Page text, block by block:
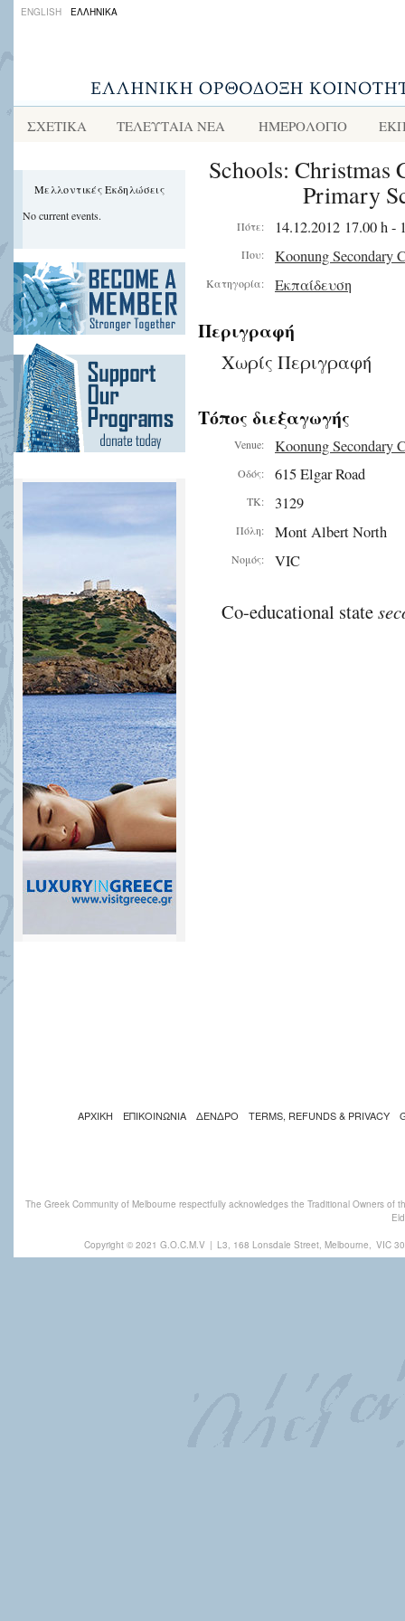
ENGLISH ΕΛΛΗΝΙΚΑ
ΣΧΕΤΙΚΑ ΤΕΛΕΥΤΑΙΑ ΝΕΑ ΗΜΕΡΟΛΟΓΙΟ
Μελλοντικές Εκδηλώσεις
No current events.
Schools: Christmas
Primary
Πότε: 14.12.2012 17.00 h -
Που: Koonung Secondary
Κατηγορία: Εκπαίδευση
Περιγραφή
Χωρίς Περιγραφή
Τόπος διεξαγωγής
Venue: Koonung Secondary
Οδός: 615 Elgar Road
ΤΚ: 3129
Πόλη: Mont Albert North
Νομός: VIC
Co-educational state
ΑΡΧΙΚΗ ΕΠΙΚΟΙΝΩΝΙΑ ΔΕΝΔΡΟ TERMS, REFUNDS & PRIVACY
The Greek Community of Melbourne respectfully acknowledges the Traditional Owners
Copyright © 2021 G.O.C.M.V | L3, 168 Lonsdale Street, Melbourne, VIC